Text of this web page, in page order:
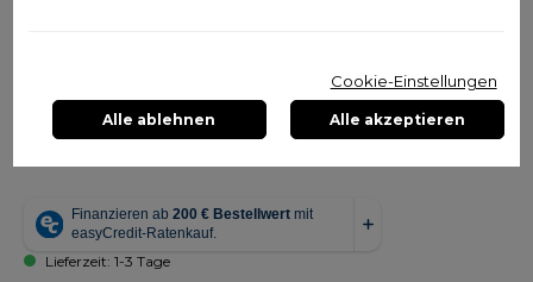
144,00 €
Inhalt:1 Stück
Lieferzeit: 1-3 Tage
Cookie-Einstellungen
Alle ablehnen Alle akzeptieren